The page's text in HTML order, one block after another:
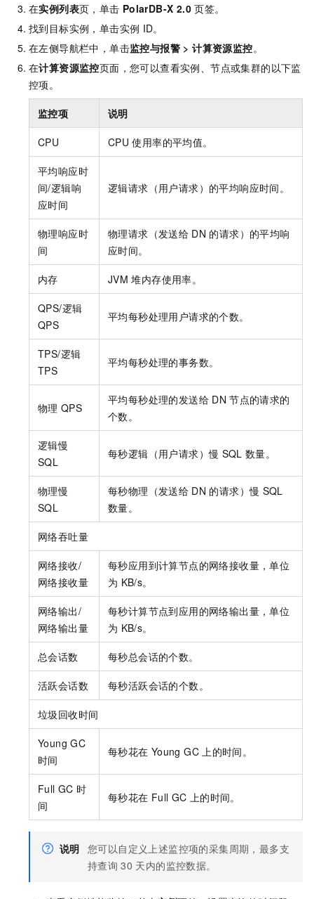
在实例列表页，单击 PolarDB-X 2.0 页签。
找到目标实例，单击实例 ID。
在左侧导航栏中，单击监控与报警 >计算资源监控。
在计算资源监控页面，您可以查看实例、节点或集群的以下监
控项。
监控项 说明
CPU CPU 使用率的平均值。
平均响应时
间/逻辑响
应时间
逻辑请求（用户请求）的平均响应时间。
物理响应时
间
物理请求（发送给 DN 的请求）的平均响
应时间。
内存 JVM 堆内存使用率。
QPS/逻辑
QPS
平均每秒处理用户请求的个数。
TPS/逻辑
TPS
平均每秒处理的事务数。
物理 QPS
平均每秒处理的发送给 DN 节点的请求的
个数。
逻辑慢
SQL
每秒逻辑（用户请求）慢 SQL 数量。
物理慢
SQL
每秒物理（发送给 DN 的请求）慢 SQL
数量。
网络吞吐量
网络接收/
网络接收量
每秒应用到计算节点的网络接收量，单位
为 KB/s。
网络输出/
网络输出量
每秒计算节点到应用的网络输出量，单位
为 KB/s。
总会话数 每秒总会话的个数。
活跃会话数 每秒活跃会话的个数。
垃圾回收时间
Young GC
时间
每秒花在 Young GC 上的时间。
Full GC 时
间
每秒花在 Full GC 上的时间。
说明 您可以自定义上述监控项的采集周期，最多支
持查询 30 天内的监控数据。